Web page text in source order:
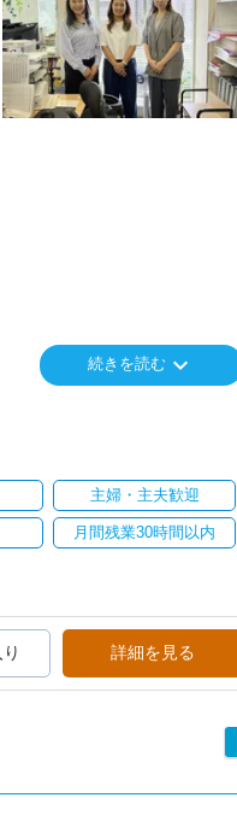
と感じています。
事務所でもDXを積極的に推進
ではの面白さと実感が当事務所
ができます。
。
しながら、作業を進めていま
続きを読む keyboard_arrow_down
主婦・主夫歓迎
月間残業30時間以内
詳細を見る